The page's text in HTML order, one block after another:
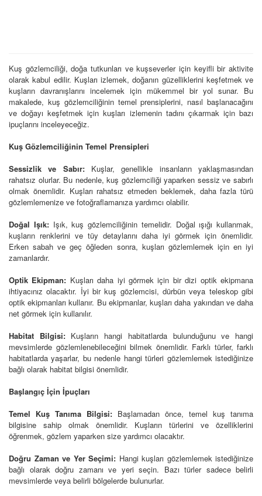
Kuş gözlemciliği, doğa tutkunları ve kuşseverler için keyifli bir aktivite
olarak kabul edilir. Kuşları izlemek, doğanın güzelliklerini keşfetmek ve
kuşların davranışlarını incelemek için mükemmel bir yol sunar. Bu
makalede, kuş gözlemciliğinin temel prensiplerini, nasıl başlanacağını
ve doğayı keşfetmek için kuşları izlemenin tadını çıkarmak için bazı
ipuçlarını inceleyeceğiz.
Kuş Gözlemciliğinin Temel Prensipleri
Sessizlik ve Sabır:Kuşlar, genellikle insanların yaklaşmasından
rahatsız olurlar. Bu nedenle, kuş gözlemciliği yaparken sessiz ve sabırlı
olmak önemlidir. Kuşları rahatsız etmeden beklemek, daha fazla türü
gözlemlemenize ve fotoğraflamanıza yardımcı olabilir.
Doğal Işık:Işık, kuş gözlemciliğinin temelidir. Doğal ışığı kullanmak,
kuşların renklerini ve tüy detaylarını daha iyi görmek için önemlidir.
Erken sabah ve geç öğleden sonra, kuşları gözlemlemek için en iyi
zamanlardır.
Optik Ekipman: Kuşları daha iyi görmek için bir dizi optik ekipmana
ihtiyacınız olacaktır. İyi bir kuş gözlemcisi, dürbün veya teleskop gibi
optik ekipmanları kullanır. Bu ekipmanlar, kuşları daha yakından ve daha
net görmek için kullanılır.
Habitat Bilgisi:Kuşların hangi habitatlarda bulunduğunu ve hangi
mevsimlerde gözlemlenebileceğini bilmek önemlidir. Farklı türler, farklı
habitatlarda yaşarlar, bu nedenle hangi türleri gözlemlemek istediğinize
bağlı olarak habitat bilgisi önemlidir.
Başlangıç İçin İpuçları
Temel Kuş Tanıma Bilgisi: Başlamadan önce, temel kuş tanıma
bilgisine sahip olmak önemlidir. Kuşların türlerini ve özelliklerini
öğrenmek, gözlem yaparken size yardımcı olacaktır.
Doğru Zaman ve Yer Seçimi: Hangi kuşları gözlemlemek istediğinize
bağlı olarak doğru zamanı ve yeri seçin. Bazı türler sadece belirli
mevsimlerde veya belirli bölgelerde bulunurlar.